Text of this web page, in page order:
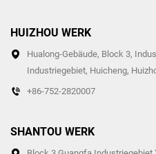
HUIZHOU WERK
Hualong-Gebäude, Block 3,
Industriegebiet, Huicheng,
+86-752-2820007
SHANTOU WERK